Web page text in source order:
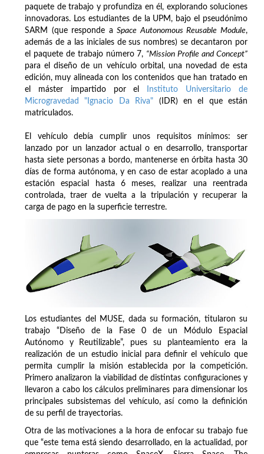
paquete de trabajo y profundiza en él, explorando soluciones
innovadoras. Los estudiantes de la UPM, bajo el pseudónimo
SARM (que responde aSpace Autonomous Reusable Module,
además de a las iniciales de sus nombres) se decantaron por
el paquete de trabajo número 7, “Mission Profile and Concept”
para el diseño de un vehículo orbital, una novedad de esta
edición, muy alineada con los contenidos que han tratado en
el máster impartido por el
Instituto Universitario de
Microgravedad "Ignacio Da Riva" (IDR) en el que están
matriculados.
El vehículo debía cumplir unos requisitos mínimos: ser
lanzado por un lanzador actual o en desarrollo, transportar
hasta siete personas a bordo, mantenerse en órbita hasta 30
días de forma autónoma, y en caso de estar acoplado a una
estación espacial hasta 6 meses, realizar una reentrada
controlada, traer de vuelta a la tripulación y recuperar la
carga de pago en la superficie terrestre.
Los estudiantes del MUSE, dada su formación, titularon su
trabajo “Diseño de la Fase 0 de un Módulo Espacial
Autónomo y Reutilizable”, pues su planteamiento era la
realización de un estudio inicial para definir el vehículo que
permita cumplir la misión establecida por la competición.
Primero analizaron la viabilidad de distintas configuraciones y
llevaron a cabo los cálculos preliminares para dimensionar los
principales subsistemas del vehículo, así como la definición
de su perfil de trayectorias.
Otra de las motivaciones a la hora de enfocar su trabajo fue
que “este tema está siendo desarrollado, en la actualidad, por